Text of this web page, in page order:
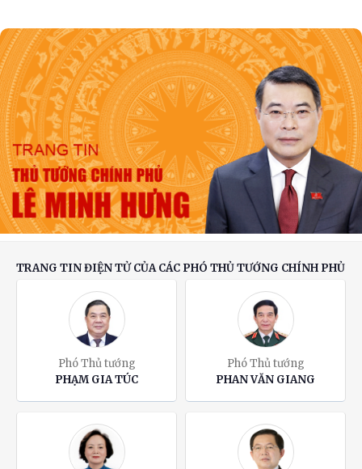
Phát biểu của Thủ tướng Lê Minh Hưng tại
Hội nghị Ngoại giao lần thứ 33
Chuyển biến mạnh trong tư duy, nhận thức về
đối ngoại Đảng và đối ngoại nhân dân
TRANG TIN ĐIỆN TỬ CỦA CÁC PHÓ THỦ TƯỚNG CHÍNH PHỦ
Phó Thủ tướng
PHẠM GIA TÚC
Phó Thủ tướng
PHAN VĂN GIANG